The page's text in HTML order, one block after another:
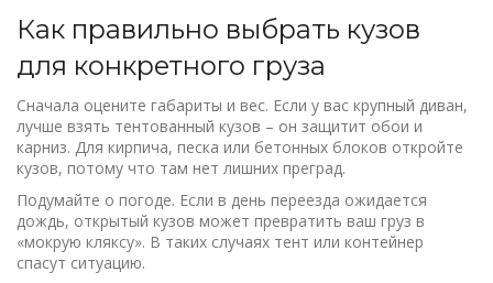
Как правильно выбрать кузов
для конкретного груза
Сначала оцените габариты и вес. Если у вас крупный диван,
лучше взять тентованный кузов – он защитит обои и
карниз. Для кирпича, песка или бетонных блоков откройте
кузов, потому что там нет лишних преград.
Подумайте о погоде. Если в день переезда ожидается
дождь, открытый кузов может превратить ваш груз в
«мокрую кляксу». В таких случаях тент или контейнер
спасут ситуацию.